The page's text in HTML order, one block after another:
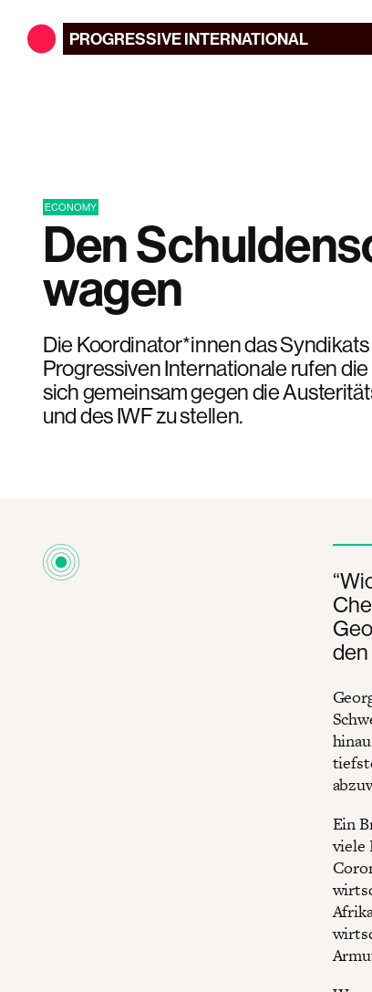
PROGRESSIVEINTERNATIONAL
ECONOMY
Den
wagen
Die Koordinator*innen das
Progressiven Internationale rufen
sich gemeinsam gegen die
und des IWF zu stellen.
Ein
viele